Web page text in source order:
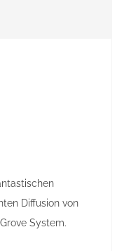
Diffusion von
System.